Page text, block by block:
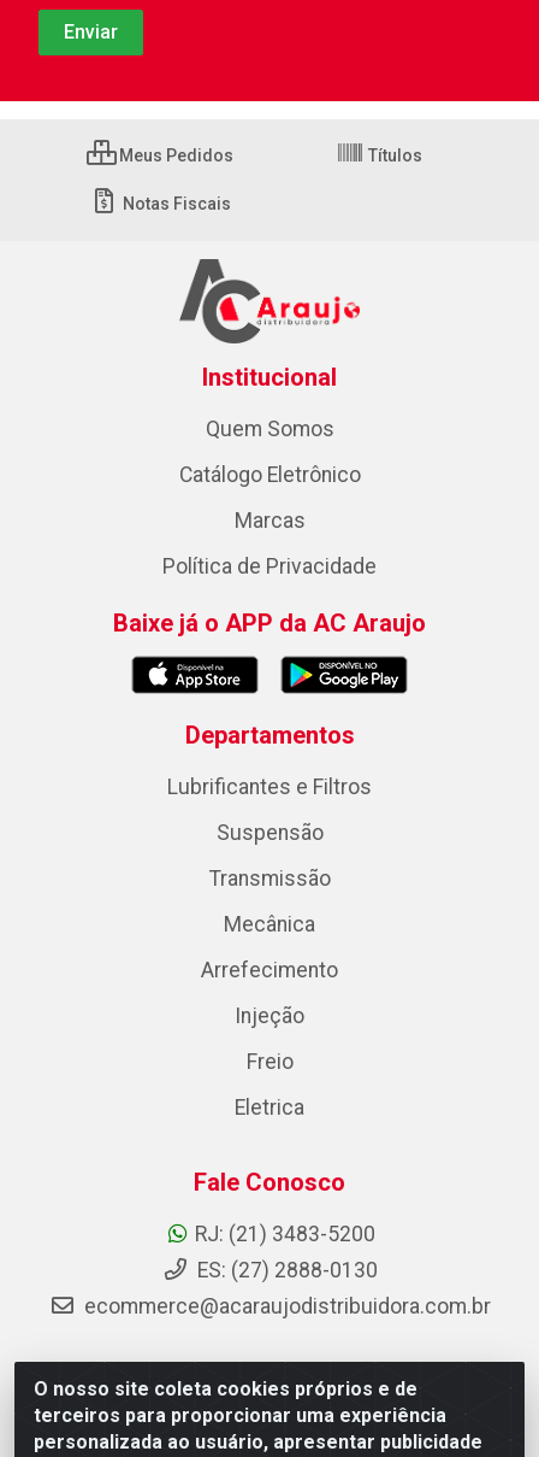
O nosso site coleta cookies próprios e de
terceiros para proporcionar uma experiência
personalizada ao usuário, apresentar publicidade
Meus Pedidos Títulos
Notas Fiscais
Institucional
Quem Somos
Catálogo Eletrônico
Marcas
Política de Privacidade
Baixe já o APP da AC Araujo
Departamentos
Lubrificantes e Filtros
Suspensão
Transmissão
Mecânica
Arrefecimento
Injeção
Freio
Eletrica
Fale Conosco
RJ: (21) 3483-5200
ES: (27) 2888-0130
ecommerce@acaraujodistribuidora.com.br
AC Araujo Distribuidora - Rua Carneiro de Campos, 42 -
São Cristóvão, Rio de Janeiro/RJ - CEP 20.920-410 -